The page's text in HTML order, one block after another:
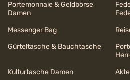
Portemonnaie & Geldbörse
Damen
Messenger Bag
Gürteltasche & Bauchtasche
Kulturtasche Damen